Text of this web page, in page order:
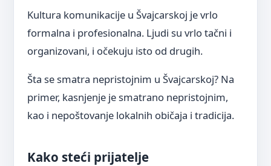
Kultura komunikacije u Švajcarskoj je vrlo
formalna i profesionalna. Ljudi su vrlo tačni i
organizovani, i očekuju isto od drugih.
Šta se smatra nepristojnim u Švajcarskoj? Na
primer, kasnjenje je smatrano nepristojnim,
kao i nepoštovanje lokalnih običaja i tradicija.
Kako steći prijatelje